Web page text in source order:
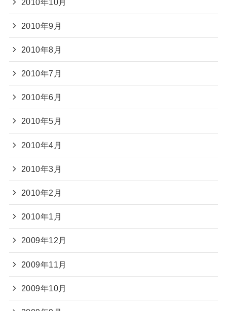
2010年9月
2010年8月
2010年7月
2010年6月
2010年5月
2010年4月
2010年3月
2010年2月
2010年1月
2009年12月
2009年11月
2009年10月